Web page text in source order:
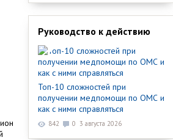
Руководство к действию
Топ-10 сложностей при
получении медпомощи по ОМС и
как с ними справляться
842 0 3 августа 2026